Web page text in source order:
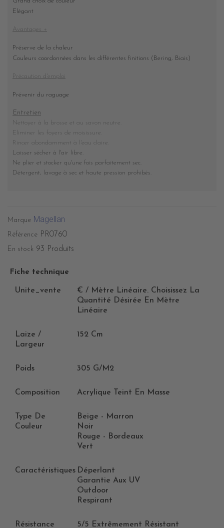
Elégant
Avantages +
Préserve de la chaleur
Couleurs coordonnées dans les différentes finitions (Bering, Biais)
Précaution d'emploi
Prévenir du raguage
Entretien
Nettoyer à la brosse et au savon neutre.
Eliminer les foyers de moisissure.
Rincer abondamment à l'eau claire.
Laisser sécher à l'air libre.
Ne plier et stocker qu'une fois parfaitement sec
Détergent, lavage à sec et haute pression prohibés
Marque Magellan
Référence PR0760
En stock 93 Produits
Fiche technique
Unite_vente
€ / Mètre Linéaire. Choisissez La
Quantité Désirée En Mètre
Linéaire
Laize /
Largeur
152 Cm
Poids 305 G/m2
Composition Acrylique Teint En Masse
Type De
Couleur
Beige - Marron
Noir
Rouge - Bordeaux
Vert
Caractéristiques Déperlant
Garantie Aux UV
Outdoor
Respirant
Résistance
5/5 Extrêmement Résistant